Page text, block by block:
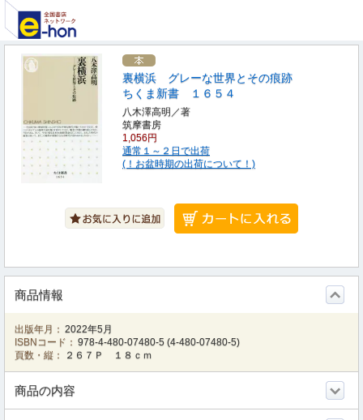
裏横浜 グレーな世界とその痕跡
ちくま新書 １６５４
八木澤高明／著
筑摩書房
1,056円
通常１～２日で出荷
(！お盆時期の出荷について！)
商品情報
出版年月： 2022年5月
ISBNコード： 978-4-480-07480-5 (4-480-07480-5)
頁数・縦：
２６７Ｐ １８ｃｍ
商品の内容